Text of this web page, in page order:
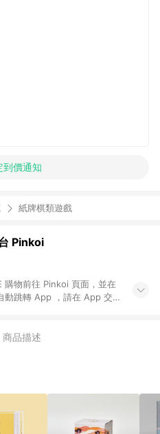
到價通知
紙牌棋類遊戲
Pinkoi
購物前往 Pinkoi 頁面，並在
動跳轉 App ，請在 App 交
例如首購優惠，P coins，
限。 6. APP 請更新至
購物站上之商品規格、
訊頁及購物車不符，以
商品描述